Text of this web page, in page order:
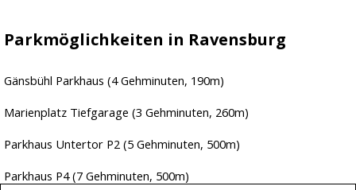
Gabriela Schucker
Unsere Praxis
Partner
Parkmöglichkeiten in Ravensburg
Gänsbühl Parkhaus (4 Gehminuten, 190m)
Marienplatz Tiefgarage (3 Gehminuten, 260m)
Parkhaus Untertor P2 (5 Gehminuten, 500m)
Parkhaus P4 (7 Gehminuten, 500m)